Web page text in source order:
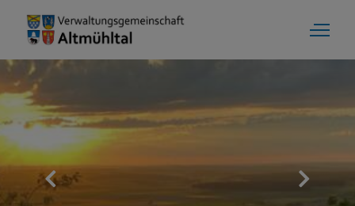
Verwaltungsgemeinschaft